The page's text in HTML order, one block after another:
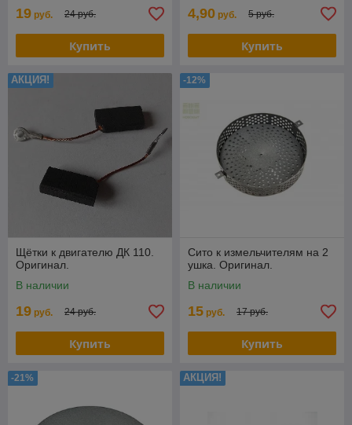
19 руб. 24 руб.
Купить
4,90 руб. 5 руб.
Купить
АКЦИЯ!
Щётки к двигателю ДК 110.
Оригинал.
В наличии
19 руб. 24 руб.
Купить
-12%
Сито к измельчителям на 2
ушка. Оригинал.
В наличии
15 руб. 17 руб.
Купить
-21% АКЦИЯ!